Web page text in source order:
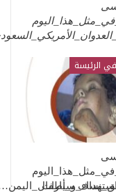
الرئيسة
استهداف سيارات